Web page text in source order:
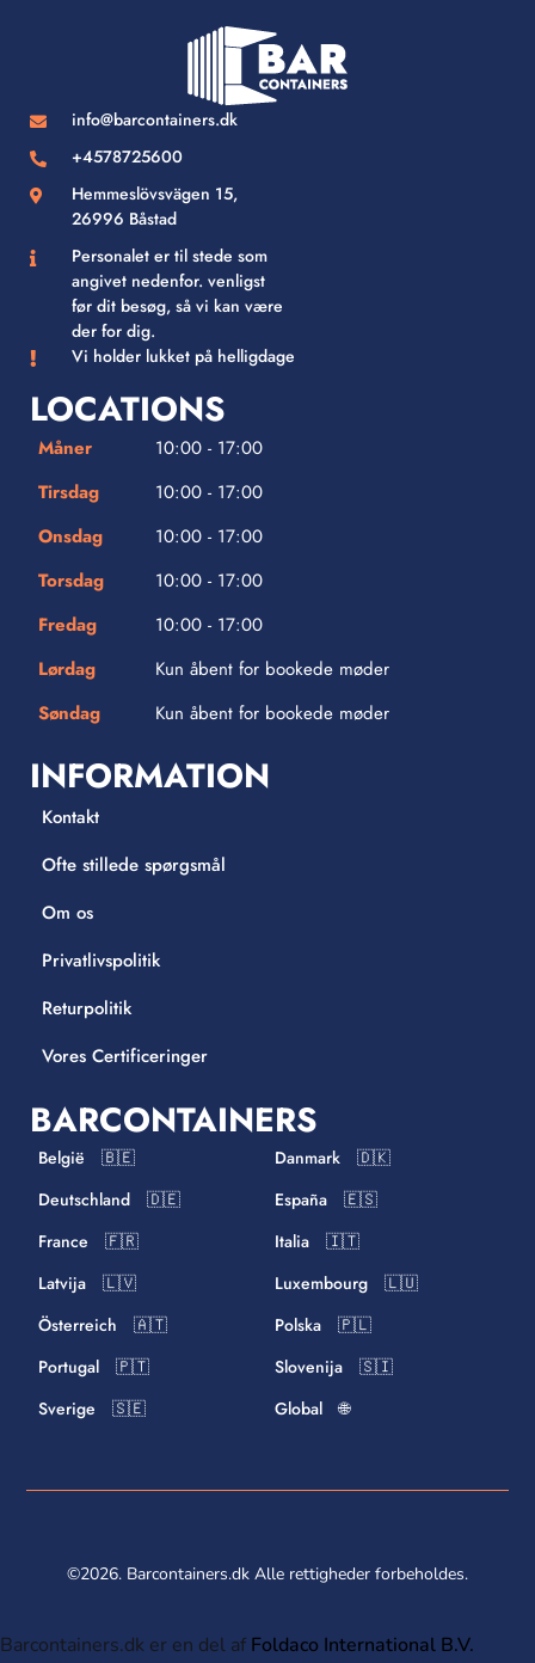
info@barcontainers.dk
+4578725600
Hemmeslövsvägen 15,
26996 Båstad
Personalet er til stede som
angivet nedenfor. venligst
før dit besøg, så vi kan være
der for dig.
Vi holder lukket på helligdage
LOCATIONS
Måner
10:00 - 17:00
Tirsdag
10:00 - 17:00
Onsdag
10:00 - 17:00
Torsdag
10:00 - 17:00
Fredag
10:00 - 17:00
Lørdag
Kun åbent for bookede møder
Søndag
Kun åbent for bookede møder
INFORMATION
Kontakt
Ofte stillede spørgsmål
Om os
Privatlivspolitik
Returpolitik
Vores Certificeringer
BARCONTAINERS
België 🇧🇪
Danmark 🇩🇰
Deutschland 🇩🇪
España 🇪🇸
France 🇫🇷
Italia 🇮🇹
Latvija 🇱🇻
Luxembourg 🇱🇺
Österreich 🇦🇹
Polska 🇵🇱
Portugal 🇵🇹
Slovenija 🇸🇮
Sverige 🇸🇪
Global 🌐
©2026. Barcontainers.dk Alle rettigheder forbeholdes.
Barcontainers.dk er en del af Foldaco International B.V.